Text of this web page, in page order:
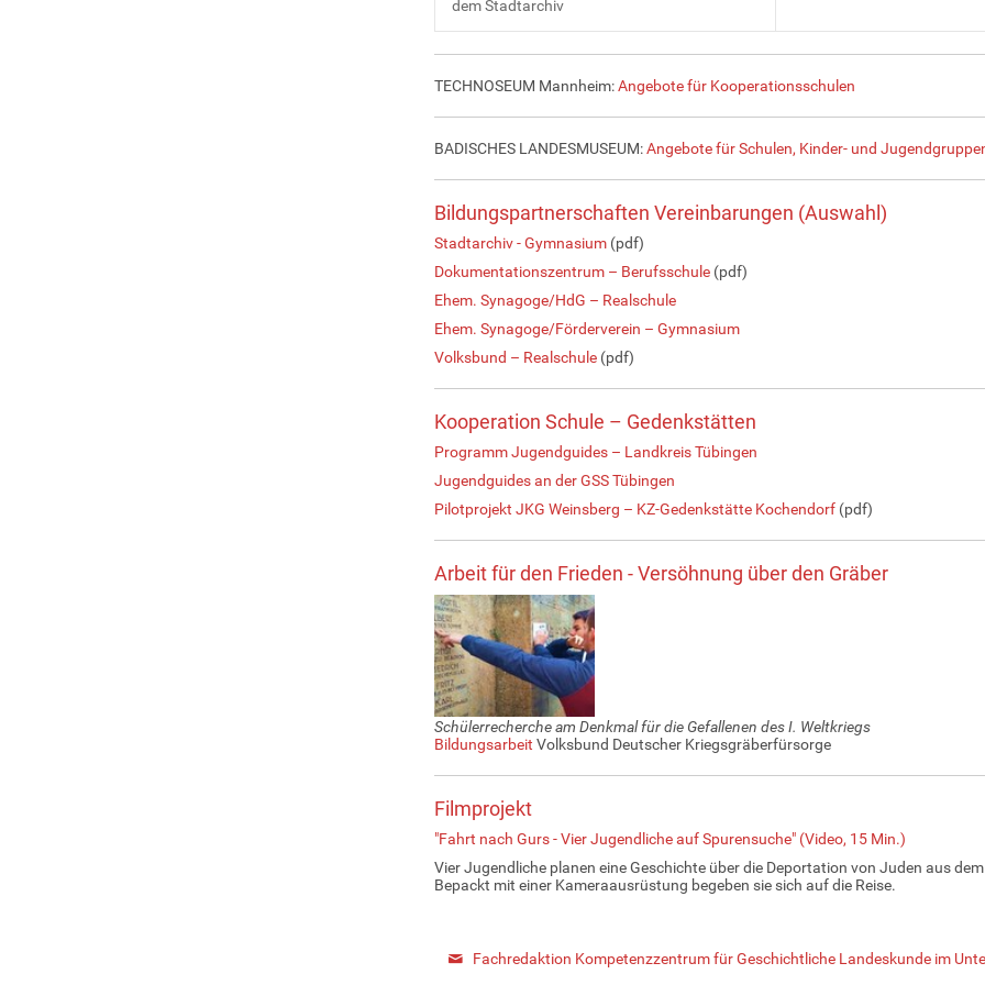
dem Stadtarchiv
TECHNOSEUM Mannheim:Angebote für Kooperationsschulen
BADISCHES LANDESMUSEUM:Angebote für Schulen, Kinder- und
Bildungspartnerschaften Vereinbarungen (Auswahl)
Stadtarchiv - Gymnasium(pdf)
Dokumentationszentrum – Berufsschule(pdf)
Ehem. Synagoge/HdG – Realschule
Ehem. Synagoge/Förderverein – Gymnasium
Volksbund – Realschule(pdf)
Kooperation Schule – Gedenkstätten
Programm Jugendguides – Landkreis Tübingen
Jugendguides an der GSS Tübingen
Pilotprojekt JKG Weinsberg – KZ-Gedenkstätte Kochendorf(pdf)
Arbeit für den Frieden - Versöhnung über den Gräber
Schülerrecherche am Denkmal für die Gefallenen des I. Weltkriegs
Bildungsarbeit Volksbund Deutscher Kriegsgräberfürsorge
Filmprojekt
"Fahrt nach Gurs - Vier Jugendliche auf Spurensuche" (Video, 15 Min.)
Vier Jugendliche planen eine Geschichte über die Deportation von Juden aus
Bepackt mit einer Kameraausrüstung begeben sie sich auf die Reise.
Fachredaktion Kompetenzzentrum für Geschichtliche Landeskunde im